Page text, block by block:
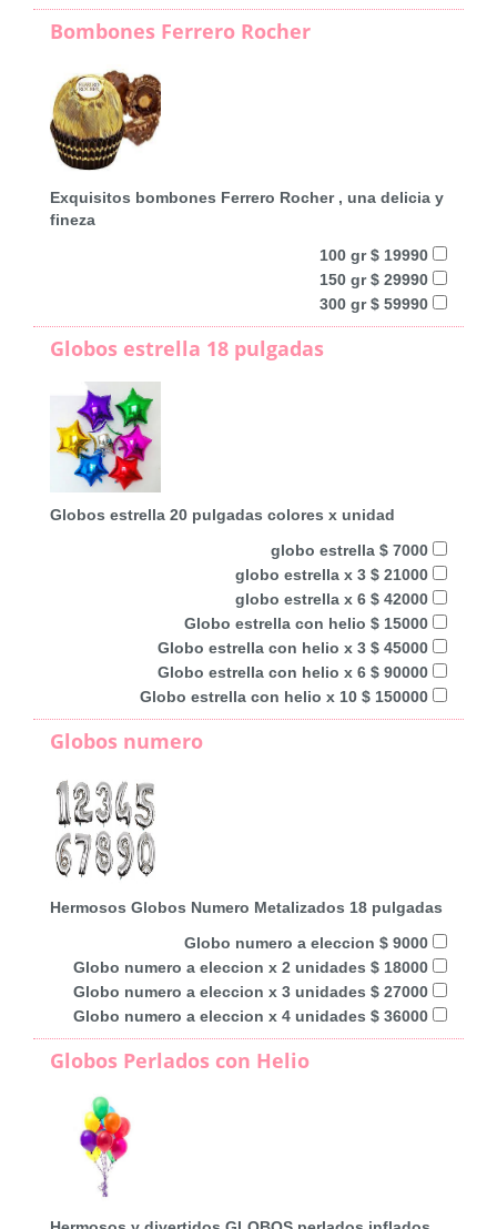
Bombones Ferrero Rocher
Exquisitos bombones Ferrero Rocher , una delicia y
fineza
100 gr $ 19990
150 gr $ 29990
300 gr $ 59990
Globos estrella 18 pulgadas
Globos estrella 20 pulgadas colores x unidad
globo estrella $ 7000
globo estrella x 3 $ 21000
globo estrella x 6 $ 42000
Globo estrella con helio $ 15000
Globo estrella con helio x 3 $ 45000
Globo estrella con helio x 6 $ 90000
Globo estrella con helio x 10 $ 150000
Globos numero
Hermosos Globos Numero Metalizados 18 pulgadas
Globo numero a eleccion $ 9000
Globo numero a eleccion x 2 unidades $ 18000
Globo numero a eleccion x 3 unidades $ 27000
Globo numero a eleccion x 4 unidades $ 36000
Globos Perlados con Helio